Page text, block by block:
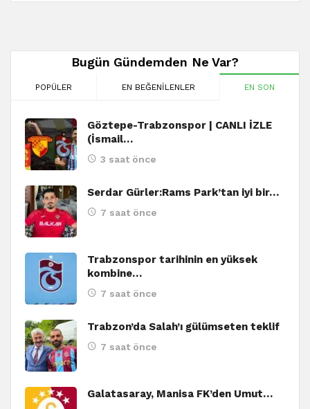
Bugün Gündemden Ne Var?
POPÜLER EN BEĞENILENLER EN SON
Göztepe-Trabzonspor | CANLI İZLE
(İsmail…
3 saat önce
Serdar Gürler:Rams Park’tan iyi bir…
7 saat önce
Trabzonspor tarihinin en yüksek
kombine…
7 saat önce
Trabzon’da Salah’ı gülümseten teklif
7 saat önce
Galatasaray, Manisa FK’den Umut…